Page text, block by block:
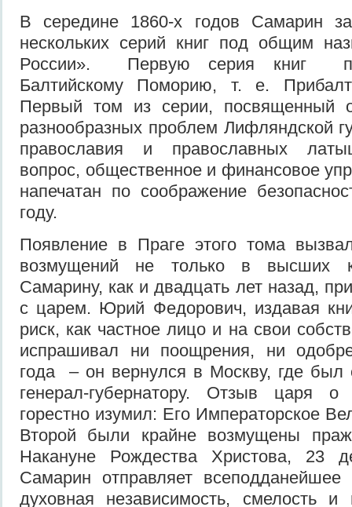
В середине 1860-х годов Самарин
нескольких серий книг под общим
России».
Первую серия книг
Балтийскому Поморию, т. е.
Первый том из серии, посвященный
разнообразных проблем Лифляндской
православия и православных
вопрос, общественное и финансовое
напечатан по соображение
году.
Появление в Праге этого тома
возмущений не только в высших
Самарину, как и двадцать лет назад,
с царем. Юрий Федорович, издавая
риск, как частное лицо и на свои
испрашивал ни поощрения, ни
года – он вернулся в Москву, где был
генерал-губернатору. Отзыв царя о
горестно изумил: Его Императорское
Второй были крайне возмущены
Накануне Рождества Христова, 23
Самарин отправляет
духовная независимость, смелость и